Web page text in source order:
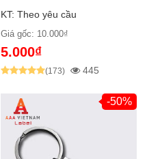
KT: Theo yêu cầu
Giá gốc: 10.000₫
5.000₫
(173) 445
-50%